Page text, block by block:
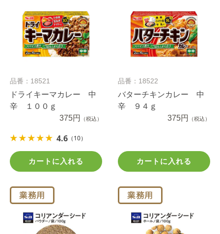
品番：18521
ドライキーマカレー 中
辛 １００ｇ
375円
（税込）
4.6 （10）
カートに入れる
品番：18522
バターチキンカレー 中
辛 ９４ｇ
375円
（税込）
カートに入れる